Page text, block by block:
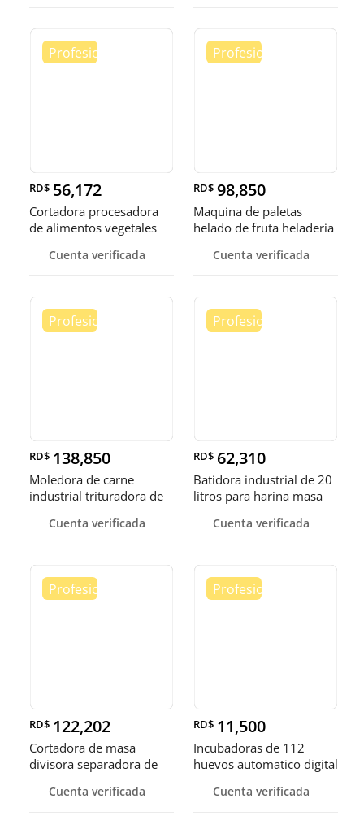
RD$ 56,172
Cortadora procesadora
de alimentos vegetales
Cuenta verificada
RD$ 98,850
Maquina de paletas
helado de fruta heladeria
Cuenta verificada
RD$ 138,850
Moledora de carne
industrial trituradora de
Cuenta verificada
RD$ 62,310
Batidora industrial de 20
litros para harina masa
Cuenta verificada
RD$ 122,202
Cortadora de masa
divisora separadora de
Cuenta verificada
RD$ 11,500
Incubadoras de 112
huevos automatico digital
Cuenta verificada